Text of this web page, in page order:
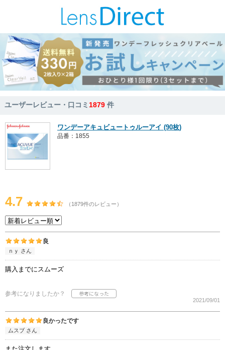
ユーザーレビュー・口コミ1879 件
ワンデーアキュビュートゥルーアイ (90枚)
品番：1855
4.7 （1879件のレビュー）
良
ｎｙ さん
購入までにスムーズ
参考になりましたか？
2021/09/01
良かったです
ムスブ さん